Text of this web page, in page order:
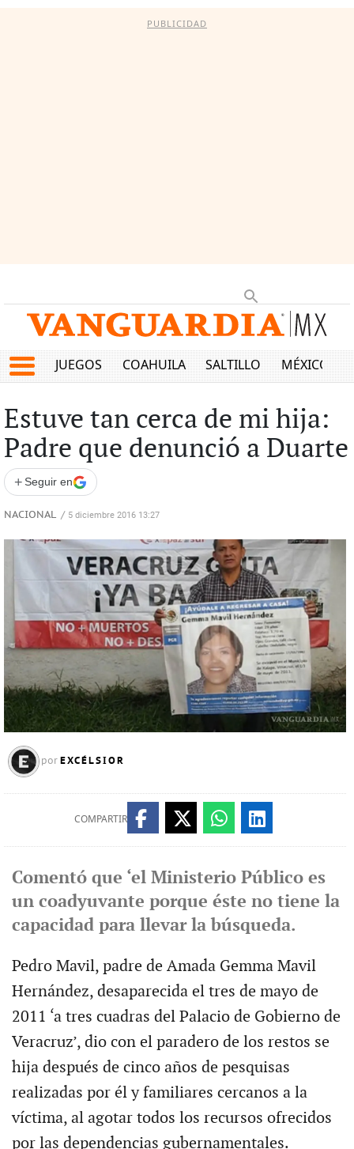
PUBLICIDAD
JUEGOS COAHUILA SALTILLO MÉXICO
Estuve tan cerca de mi hija:
Padre que denunció a Duarte
+ Seguir en
NACIONAL / 5 diciembre 2016 13:27
por EXCÉLSIOR
COMPARTIR
Comentó que ‘el Ministerio Público es
un coadyuvante porque éste no tiene la
capacidad para llevar la búsqueda.
Pedro Mavil, padre de Amada Gemma Mavil
Hernández, desaparecida el tres de mayo de
2011 ‘a tres cuadras del Palacio de Gobierno de
Veracruz’, dio con el paradero de los restos se
hija después de cinco años de pesquisas
realizadas por él y familiares cercanos a la
víctima, al agotar todos los recursos ofrecidos
por las dependencias gubernamentales.